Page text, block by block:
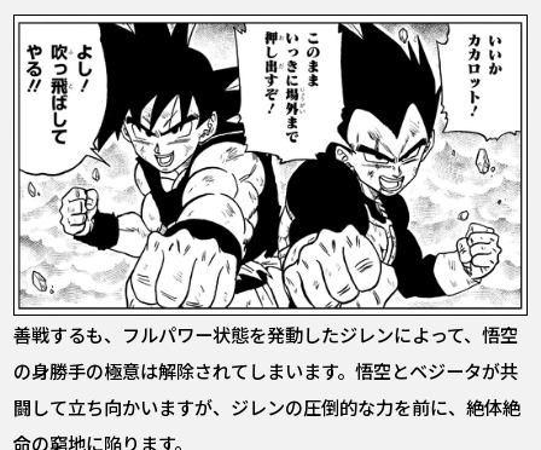
善戦するも、フルパワー状態を発動したジレンによって、悟空
の身勝手の極意は解除されてしまいます。悟空とベジータが共
闘して立ち向かいますが、ジレンの圧倒的な力を前に、絶体絶
命の窮地に陥ります。